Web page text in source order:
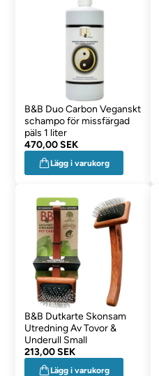
B&B Duo Carbon Veganskt
schampo för missfärgad
päls 1 liter
470,00 SEK
Lägg i varukorg
B&B Dutkarte Skonsam
Utredning Av Tovor &
Underull Small
213,00 SEK
Lägg i varukorg